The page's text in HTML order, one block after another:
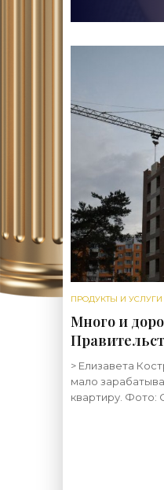
ПРОДУКТЫ И УСЛУГИ
Много и
жилье в
> Елизавета
мало
квартиру. Фото: